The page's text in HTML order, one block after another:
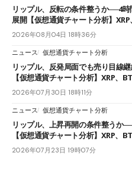
リップル、反転の条件整うか──4
展開【仮想通貨チャート分析】
2026年08月04日 18時36分
ニュース 仮想通貨チャート分析
リップル、反発局面でも売り目線
【仮想通貨チャート分析】XRP、
2026年07月30日 18時11分
ニュース 仮想通貨チャート分析
リップル、上昇再開の条件整うか
【仮想通貨チャート分析】XRP、
2026年07月23日 19時07分